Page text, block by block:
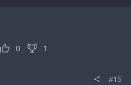
0 1
#15